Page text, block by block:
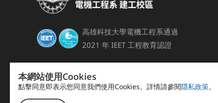
高雄科技大學電機工程系通過
2021 年 IEET 工程教育認證
本網站使用Cookies
點擊同意即表示您同意我們使用Cookies。詳情請參閱隱私政策。